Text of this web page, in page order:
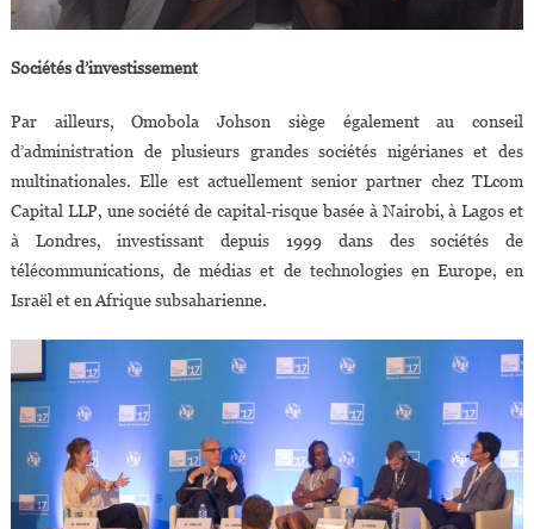
Sociétés d’investissement
Par ailleurs, Omobola Johson siège également au conseil
d’administration de plusieurs grandes sociétés nigérianes et des
multinationales. Elle est actuellement senior partner chez TLcom
Capital LLP, une société de capital-risque basée à Nairobi, à Lagos et
à Londres, investissant depuis 1999 dans des sociétés de
télécommunications, de médias et de technologies en Europe, en
Israël et en Afrique subsaharienne.